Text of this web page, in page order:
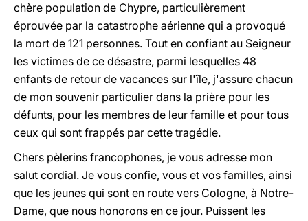
chère population de Chypre, particulièrement
éprouvée par la catastrophe aérienne qui a provoqué
la mort de 121 personnes. Tout en confiant au Seigneur
les victimes de ce désastre, parmi lesquelles 48
enfants de retour de vacances sur l'île, j'assure chacun
de mon souvenir particulier dans la prière pour les
défunts, pour les membres de leur famille et pour tous
ceux qui sont frappés par cette tragédie.
Chers pèlerins francophones, je vous adresse mon
salut cordial. Je vous confie, vous et vos familles, ainsi
que les jeunes qui sont en route vers Cologne, à Notre-
Dame, que nous honorons en ce jour. Puissent les